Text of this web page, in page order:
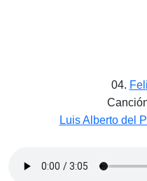
04.
Luis Alberto del